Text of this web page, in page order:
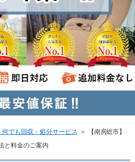
何でも回収・処分サービス ＞
【南房総市】
と料金のご案内